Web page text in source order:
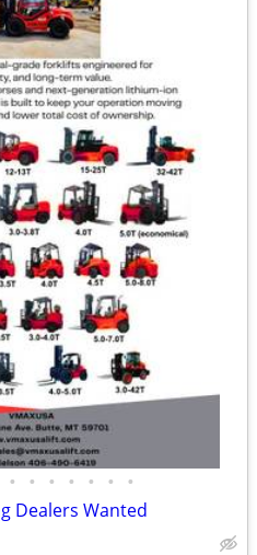
• • • • • • •
Dealers Wanted